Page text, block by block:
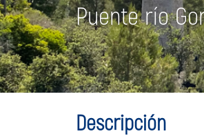
Puente río
Descripción